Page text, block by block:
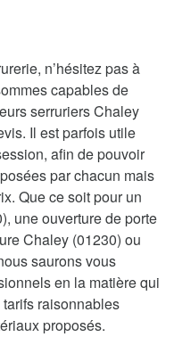
n’hésitez pas à
capables de
serruriers Chaley
Il est parfois utile
afin de pouvoir
par chacun mais
Que ce soit pour un
une ouverture de porte
Chaley (01230) ou
saurons vous
en la matière qui
raisonnables
proposés.